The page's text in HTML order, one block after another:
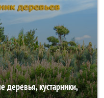
кустарники,